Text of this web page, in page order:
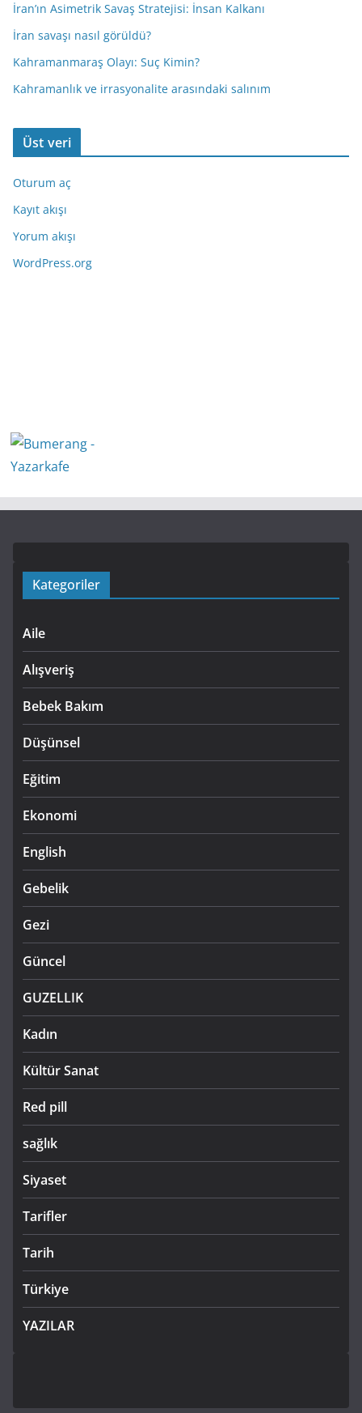
İran’ın Asimetrik Savaş Stratejisi: İnsan Kalkanı
İran savaşı nasıl görüldü?
Kahramanmaraş Olayı: Suç Kimin?
Kahramanlık ve irrasyonalite arasındaki salınım
Üst veri
Oturum aç
Kayıt akışı
Yorum akışı
WordPress.org
Kategoriler
Aile
Alışveriş
Bebek Bakım
Düşünsel
Eğitim
Ekonomi
English
Gebelik
Gezi
Güncel
GUZELLIK
Kadın
Kültür Sanat
Red pill
sağlık
Siyaset
Tarifler
Tarih
Türkiye
YAZILAR